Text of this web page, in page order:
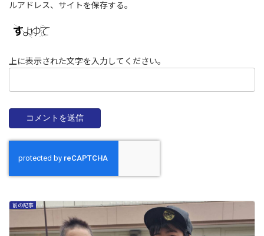
ルアドレス、サイトを保存する。
上に表示された文字を入力してください。
前の記事